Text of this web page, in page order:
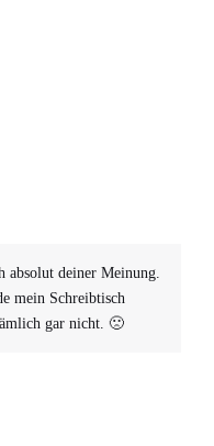
absolut deiner Meinung.
mein Schreibtisch
gar nicht. 🙁